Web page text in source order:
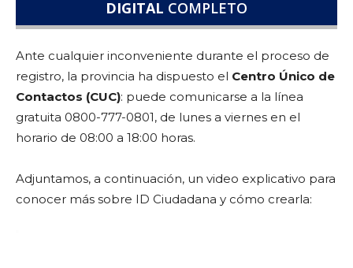
DIGITAL COMPLETO
Ante cualquier inconveniente durante el proceso de
registro, la provincia ha dispuesto el Centro Único de
Contactos (CUC): puede comunicarse a la línea
gratuita 0800-777-0801, de lunes a viernes en el
horario de 08:00 a 18:00 horas.
Adjuntamos, a continuación, un video explicativo para
conocer más sobre ID Ciudadana y cómo crearla: